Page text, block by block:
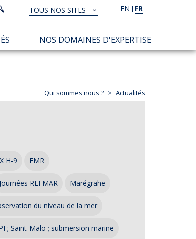
EN FR
TOUS
NOS
SITES
TOUS NOS SITES
Rechercher
Rechercher
NOS DOMAINES D'EXPERTISE
Qui sommes nous ? Actualités
H-9 EMR
Journées REFMAR Marégrahe
du niveau de la mer
; Saint-Malo ; submersion marine